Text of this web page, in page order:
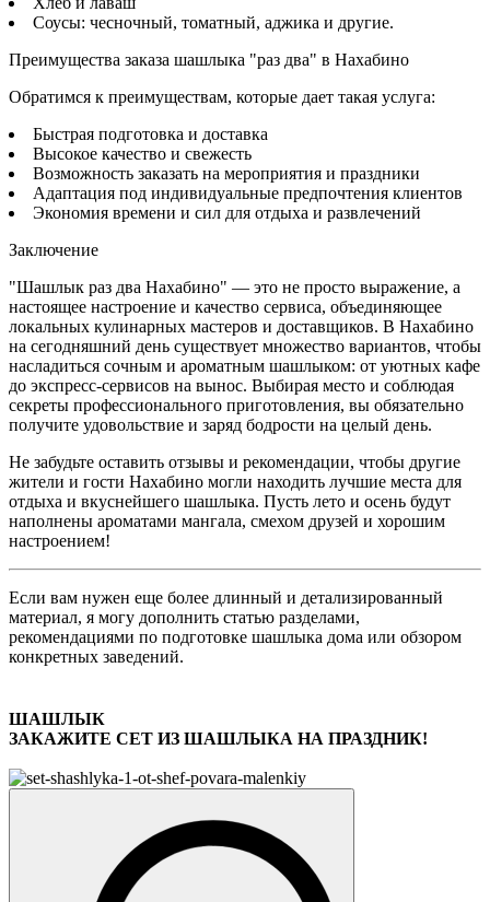
Соусы: чесночный, томатный, аджика и другие.
Преимущества заказа шашлыка "раз два" в Нахабино
Обратимся к преимуществам, которые дает такая услуга:
Быстрая подготовка и доставка
Высокое качество и свежесть
Возможность заказать на мероприятия и праздники
Адаптация под индивидуальные предпочтения клиентов
Экономия времени и сил для отдыха и развлечений
Заключение
"Шашлык раз два Нахабино" — это не просто выражение, а
настоящее настроение и качество сервиса, объединяющее
локальных кулинарных мастеров и доставщиков. В Нахабино
на сегодняшний день существует множество вариантов, чтобы
насладиться сочным и ароматным шашлыком: от уютных кафе
до экспресс-сервисов на вынос. Выбирая место и соблюдая
секреты профессионального приготовления, вы обязательно
получите удовольствие и заряд бодрости на целый день.
Не забудьте оставить отзывы и рекомендации, чтобы другие
жители и гости Нахабино могли находить лучшие места для
отдыха и вкуснейшего шашлыка. Пусть лето и осень будут
наполнены ароматами мангала, смехом друзей и хорошим
настроением!
Если вам нужен еще более длинный и детализированный
материал, я могу дополнить статью разделами,
рекомендациями по подготовке шашлыка дома или обзором
конкретных заведений.
ШАШЛЫК
ЗАКАЖИТЕ СЕТ ИЗ ШАШЛЫКА НА ПРАЗДНИК!